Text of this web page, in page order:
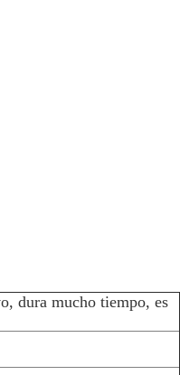
dura mucho tiempo, es